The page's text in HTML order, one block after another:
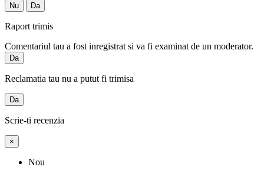
Nu Da
Raport trimis
Comentariul tau a fost inregistrat si va fi examinat de un moderator.
Da
Reclamatia tau nu a putut fi trimisa
Da
Scrie-ti recenzia
×
Nou